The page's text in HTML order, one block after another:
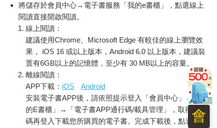
將儲存於會員中心→電子書服務「我的e書櫃」，點選線上
閱讀直接開啟閱讀。
線上閱讀：
建議使用Chrome、Microsoft Edge 有較佳的線上瀏覽效
果， iOS 16 或以上版本，Android 6.0 以上版本，建議裝
置有6GB以上的記憶體，至少有 30 MB以上的容量。
離線閱讀：
APP下載： iOS
Android
安裝電子書APP後，請依照提示登入「會員中心」→「我
的E書櫃」→「電子書APP通行碼/載具管理」，取得通行
碼再登入下載您所購買的電子書。完成下載後，點選任一
會